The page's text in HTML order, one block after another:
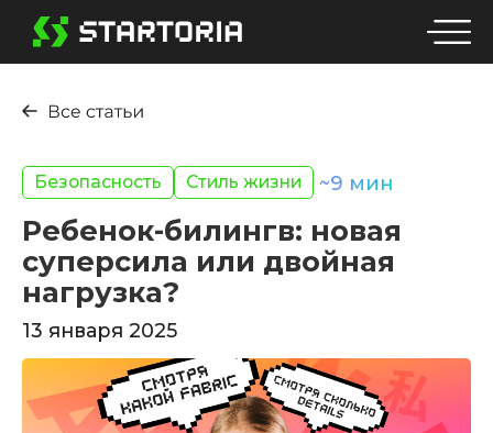
Безопасность Стиль жизни ~9 мин
Ребенок-билингв: новая
суперсила или двойная
нагрузка?
13 января 2025